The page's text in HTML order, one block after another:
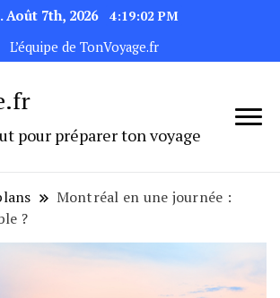
Août 7th, 2026
4:19:03 PM
L’équipe de TonVoyage.fr
pour préparer ton voyage
Montréal en une journée :
?